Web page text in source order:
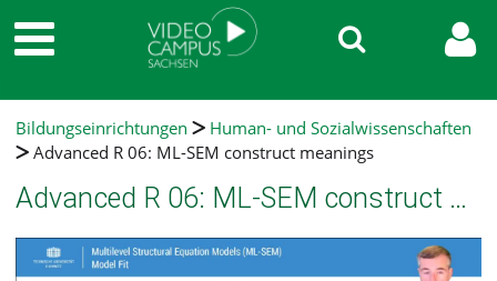
Bildungseinrichtungen
Human- und Sozialwissenschaften
Advanced R 06: ML-SEM construct meanings
Advanced R 06: ML-SEM construct meanings